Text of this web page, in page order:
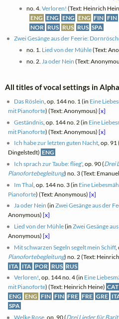
no. 4. Verloren! (Text: Heinrich
ENG ENG ENG ENG FIN FIN
NOR RUS RUS RUS SPA
Zwei Gesänge aus der Feerie:
no. 1. Lied von der Mühle(Text:
no. 2. Ja oder Nein (Text:
All titles of vocal settings in
Das Röslein , op. 144 no. 1 (in Eine
mit Pianoforte) (Text: Anonymous)[x]
Geständnis , op. 144 no. 2 (in Eine
mit Pianoforte) (Text: Anonymous)[x]
Ich habe zur letzten guten Nacht, op. 91
Dingelstedt) ENG
Ich sprach zur Taube: flieg' , op. 90 (Drei
Pianofortebegleitung) no. 3 (Text:
Im Thal , op. 144 no. 3 (in Eine
Pianoforte) (Text: Anonymous)[x]
Ja oder Nein (inZwei Gesänge aus der
Anonymous)[x]
Lied von der Mühle(inZwei Gesänge
Anonymous)[x]
Mit schwarzen Segeln segelt mein Schiff,
Pianofortebegleitung) no. 2 (Text:
ITA ITA POR RUS RUS
Verloren!, op. 144 no. 4 (in Eine
mit Pianoforte) (Text: Heinrich Heine) CAT
ENG ENG FIN FIN FRE FRE GRE
SPA
Welke Rose , op. 90 (Drei Lieder für